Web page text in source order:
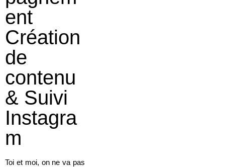
ent
Création
de
contenu
& Suivi
Instagra
m
Toi et moi, on ne va pas